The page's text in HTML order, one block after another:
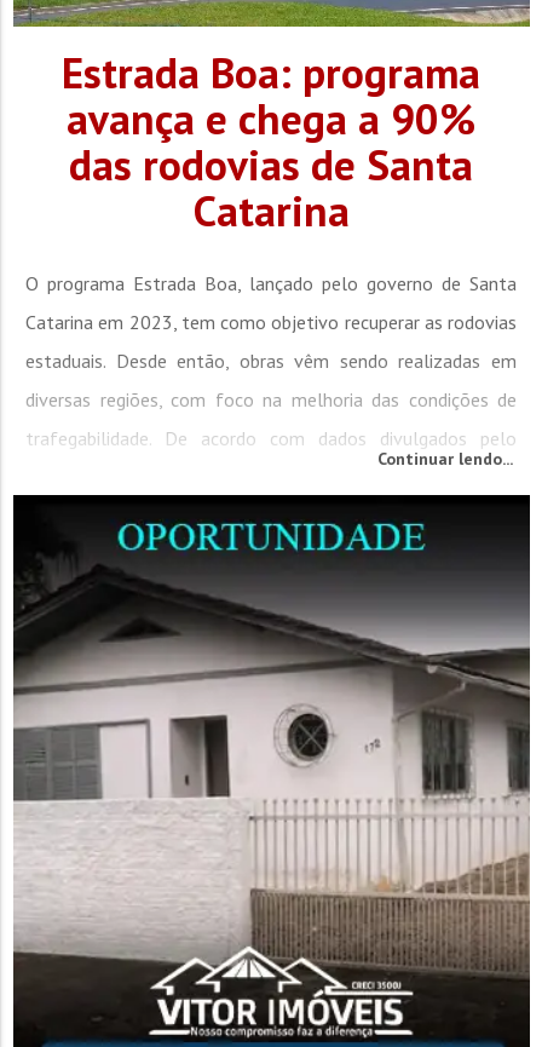
Estrada Boa: programa
avança e chega a 90%
das rodovias de Santa
Catarina
O programa Estrada Boa, lançado pelo governo de Santa
Catarina em 2023, tem como objetivo recuperar as rodovias
estaduais. Desde então, obras vêm sendo realizadas em
diversas regiões, com foco na melhoria das condições de
trafegabilidade. De acordo com dados divulgados pelo
condições consideradas boas ou ótimas. A previsão é de que
as melhorias...
Continuar lendo...